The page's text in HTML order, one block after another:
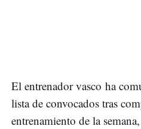
El entrenador vasco ha
lista de convocados tras
entrenamiento de la